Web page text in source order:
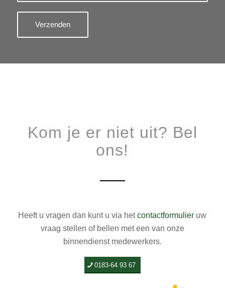
Kom je er niet uit? Bel
ons!
Heeft u vragen dan kunt u via hetcontactformulier uw
vraag stellen of bellen met een van onze
binnendienst medewerkers.
0183-64 93 67